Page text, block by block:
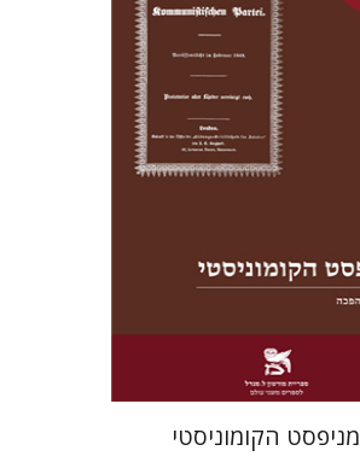
מחיר השקה
הקומוניסטי